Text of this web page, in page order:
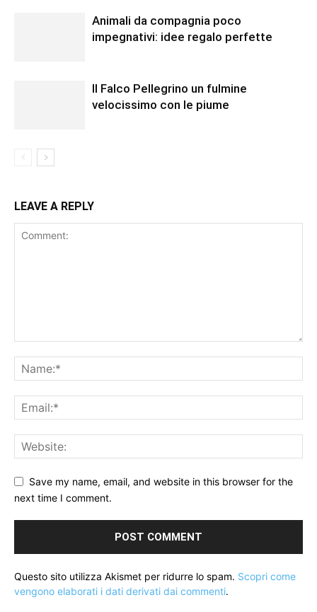
Animali da compagnia poco
impegnativi: idee regalo perfette
Il Falco Pellegrino un fulmine
velocissimo con le piume
LEAVE A REPLY
Save my name, email, and website in this browser for the
next time I comment.
Questo sito utilizza Akismet per ridurre lo spam. Scopri come
vengono elaborati i dati derivati dai commenti.